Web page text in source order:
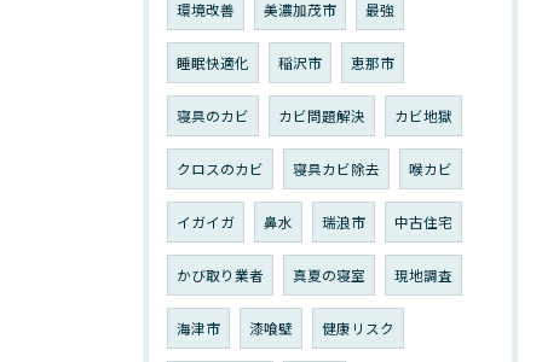
環境改善 美濃加茂市 最強
睡眠快適化 稲沢市 恵那市
寝具のカビ カビ問題解決 カビ地獄
クロスのカビ 寝具カビ除去 喉カビ
イガイガ 鼻水 瑞浪市 中古住宅
かび取り業者 真夏の寝室 現地調査
海津市 漆喰壁 健康リスク